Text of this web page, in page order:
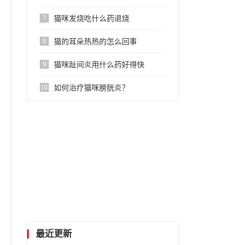
7 猫咪发烧吃什么药退烧
8 猫的耳朵热热的怎么回事
9 猫咪趾间炎用什么药好得快
10 如何治疗猫咪膀胱炎？
最近更新